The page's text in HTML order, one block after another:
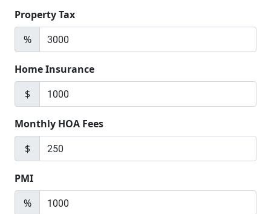
Property Tax
%
Home Insurance
$
Monthly HOA Fees
$
PMI
%